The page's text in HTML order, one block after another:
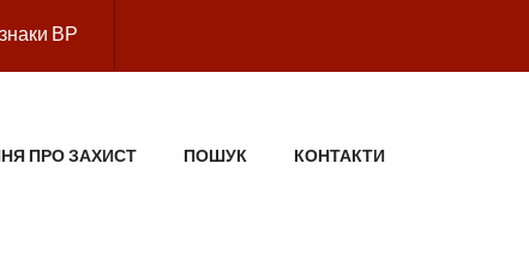
ВР
ПРО ЗАХИСТ ПОШУК КОНТАКТИ